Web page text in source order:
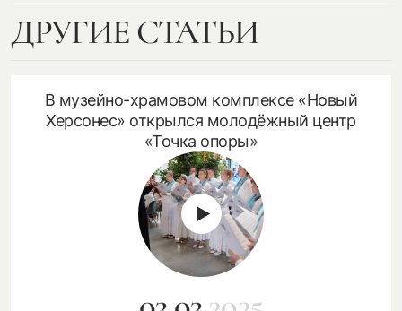
смотреть
ДРУГИЕ СТАТЬИ
В музейно-храмовом комплексе «Новый
Херсонес» открылся молодёжный центр
«Точка опоры»